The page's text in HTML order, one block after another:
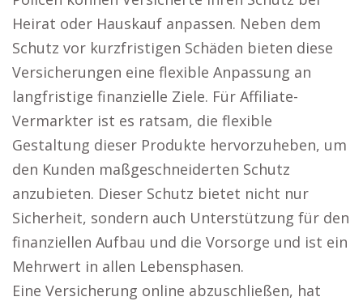
Heirat oder Hauskauf anpassen. Neben dem
Schutz vor kurzfristigen Schäden bieten diese
Versicherungen eine flexible Anpassung an
langfristige finanzielle Ziele. Für Affiliate-
Vermarkter ist es ratsam, die flexible
Gestaltung dieser Produkte hervorzuheben, um
den Kunden maßgeschneiderten Schutz
anzubieten. Dieser Schutz bietet nicht nur
Sicherheit, sondern auch Unterstützung für den
finanziellen Aufbau und die Vorsorge und ist ein
Mehrwert in allen Lebensphasen.
Eine Versicherung online abzuschließen, hat